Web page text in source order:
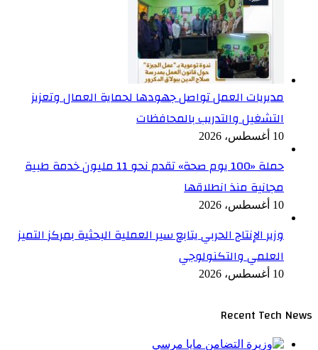
مديريات العمل تواصل جهودها لحماية العمال وتعزيز
التشغيل والتدريب بالمحافظات
10 أغسطس، 2026
حملة «100 يوم صحة» تقدم نحو 11 مليون خدمة طبية
مجانية منذ انطلاقها
10 أغسطس، 2026
وزير الإنتاج الحربي يتابع سير العملية البحثية بمركز التميز
العلمي والتكنولوجي
10 أغسطس، 2026
Recent Tech News